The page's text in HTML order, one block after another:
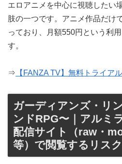
エロアニメを中心に視聴したい
肢の一つです。アニメ作品だけ
っており、月額550円という利
す。
⇒ 【FANZA TV】無料トライア
ガーディアンズ・リ
ンドRPG〜｜アルミ
配信サイト（raw・
等）で閲覧するリス